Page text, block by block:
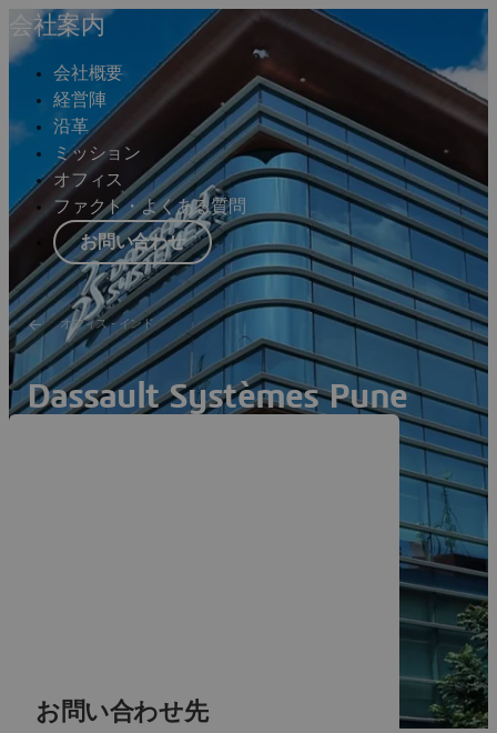
会社案内
会社概要
経営陣
沿革
ミッション
オフィス
ファクト・よくある質問
お問い合わせ
オフィス ‐ インド
Dassault Systèmes Pune
お問い合わせ先